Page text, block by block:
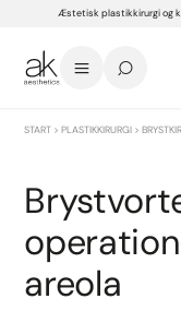
Æstetisk plastikkirurgi og
START >PLASTIKKIRURGI >
areola